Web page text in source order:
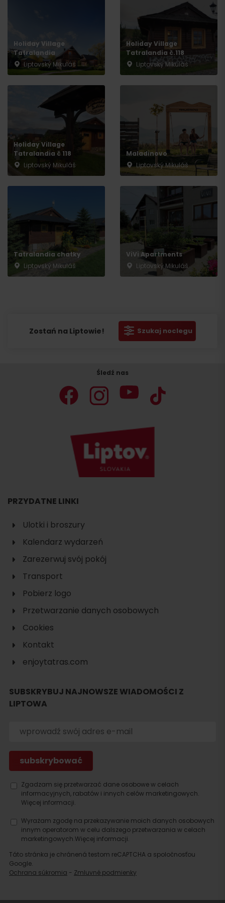
Holiday Village
Tatralandia
Liptovský Mikuláš
Holiday Village
Tatralandia č.118
Liptovský Mikuláš
Holiday Village
Tatralandia č 118
Liptovský Mikuláš
Maladinovo
Liptovský Mikuláš
Tatralandia chatky
Liptovský Mikuláš
ViVi Apartments
Liptovský Mikuláš
Zostań na Liptowie! Szukaj noclegu
noclegu
Śledź nas
PRZYDATNE LINKI
Ulotki i broszury
Kalendarz wydarzeń
Zarezerwuj svój pokój
Transport
Pobierz logo
Przetwarzanie danych osobowych
Cookies
Kontakt
enjoytatras.com
SUBSKRYBUJ NAJNOWSZE WIADOMOŚCI Z
LIPTOWA
Zgadzam się przetwarzać dane osobowe w celach
informacyjnych, rabatów i innych celów marketingowych.
Więcej informacji.
Wyrażam zgodę na przekazywanie moich danych osobowych
innym operatorom w celu dalszego przetwarzania w celach
marketingowych.Więcej informacji.
Táto stránka je chránená testom reCAPTCHA a spoločnosťou
Google.
Ochrana súkromia - Zmluvné podmienky